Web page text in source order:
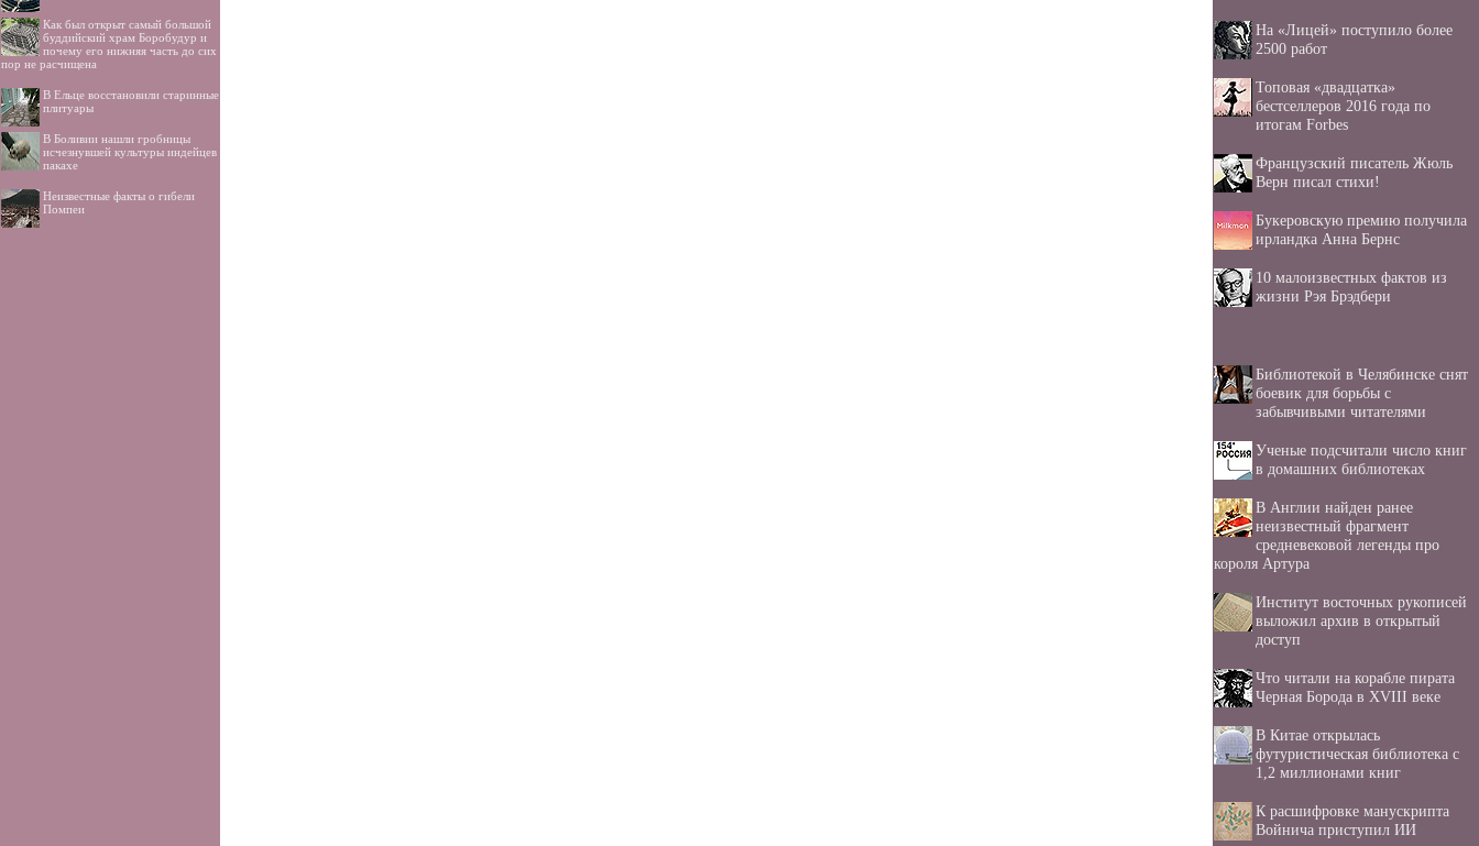
Как был открыт самый большой
буддийский храм Боробудур и
почему его нижняя часть до сих
пор не расчищена
В Ельце восстановили старинные
плитуары
В Боливии нашли гробницы
исчезнувшей культуры индейцев
пакахе
Неизвестные факты о гибели
Помпеи
На «Лицей» поступило более
2500 работ
Топовая «двадцатка»
бестселлеров 2016 года по
итогам Forbes
Французский писатель Жюль
Верн писал стихи!
Букеровскую премию получила
ирландка Анна Бернс
10 малоизвестных фактов из
жизни Рэя Брэдбери
Библиотекой в Челябинске снят
боевик для борьбы с
забывчивыми читателями
Ученые подсчитали число книг
в домашних библиотеках
В Англии найден ранее
неизвестный фрагмент
средневековой легенды про
короля Артура
Институт восточных рукописей
выложил архив в открытый
доступ
Что читали на корабле пирата
Черная Борода в XVIII веке
В Китае открылась
футуристическая библиотека с
1,2 миллионами книг
К расшифровке манускрипта
Войнича приступил ИИ